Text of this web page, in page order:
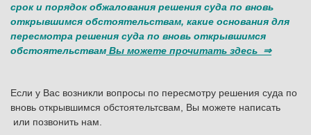
срок и порядок обжалования решения суда по вновь
открывшимся обстоятельствам, какие основания для
пересмотра решения суда по вновь открывшимся
обстоятельствам Вы можете прочитать здесь ⇒
Если у Вас возникли вопросы по пересмотру решения суда по
вновь открывшимся обстоятельтсвам, Вы можете написать
или позвонить нам.